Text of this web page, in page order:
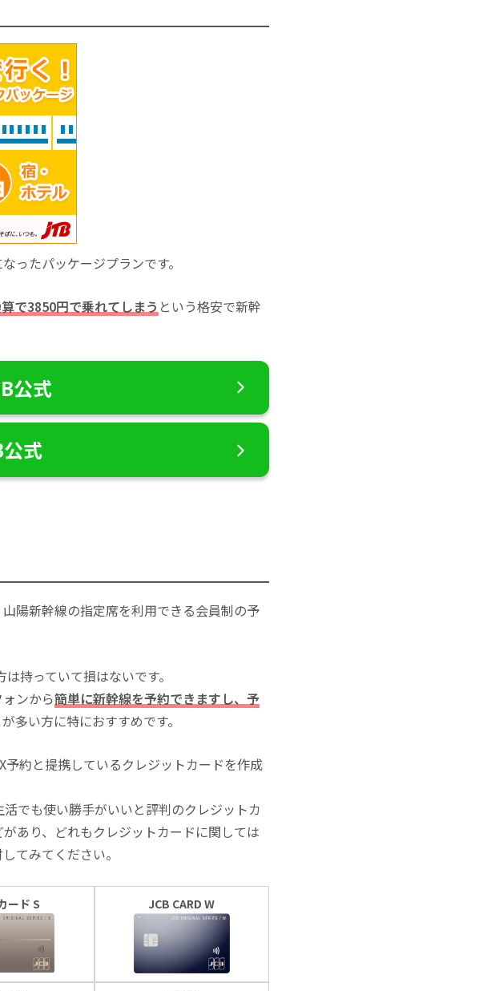
ったパッケージプランです。
で3850円で乗れてしまう という格安で新幹
公式
公式
陽新幹線の指定席を利用できる会員制の予
持っていて損はないです。
ンから簡単に新幹線を予約できますし、予
多い方に特におすすめです。
約と提携しているクレジットカードを作成
でも使い勝手がいいと評判のクレジットカ
があり、どれもクレジットカードに関しては
てみてください。
ード S JCB CARD W